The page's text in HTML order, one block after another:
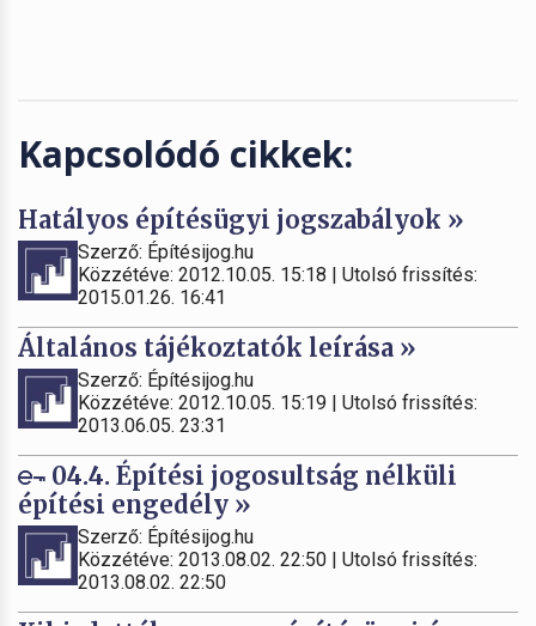
Kapcsolódó cikkek:
Hatályos építésügyi jogszabályok »
Szerző: Építésijog.hu
Közzétéve: 2012.10.05. 15:18 | Utolsó frissítés:
2015.01.26. 16:41
Általános tájékoztatók leírása »
Szerző: Építésijog.hu
Közzétéve: 2012.10.05. 15:19 | Utolsó frissítés:
2013.06.05. 23:31
04.4. Építési jogosultság nélküli
építési engedély »
Szerző: Építésijog.hu
Közzétéve: 2013.08.02. 22:50 | Utolsó frissítés:
2013.08.02. 22:50